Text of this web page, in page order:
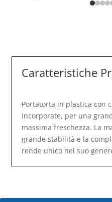
Caratteristiche
Portatorta in plastica con
incorporate, per una
massima freschezza. La
grande stabilità e la
rende unico nel suo